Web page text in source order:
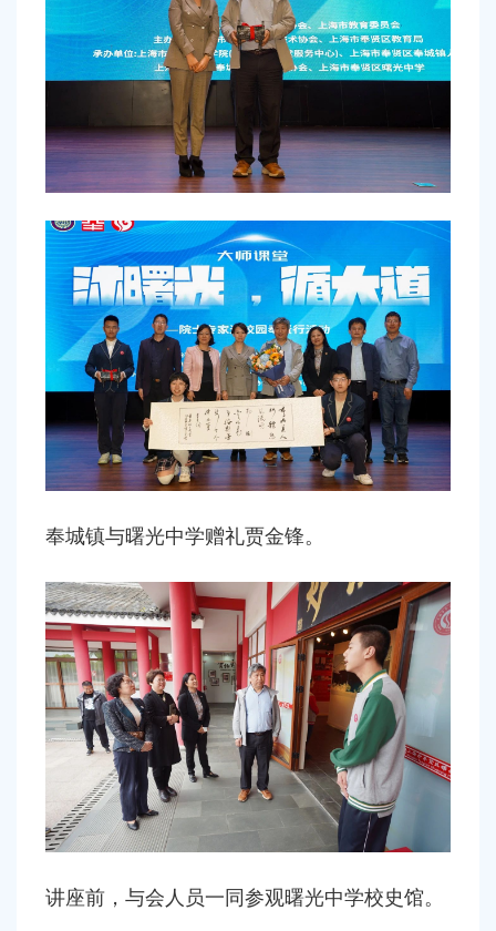
奉城镇与曙光中学赠礼贾金锋。
讲座前，与会人员一同参观曙光中学校史馆。